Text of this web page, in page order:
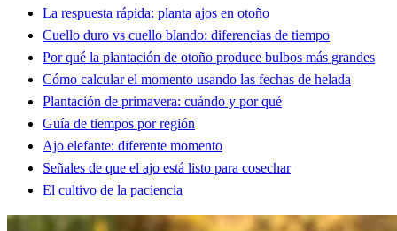
La respuesta rápida: planta ajos en otoño
Cuello duro vs cuello blando: diferencias de tiempo
Por qué la plantación de otoño produce bulbos más grandes
Cómo calcular el momento usando las fechas de helada
Plantación de primavera: cuándo y por qué
Guía de tiempos por región
Ajo elefante: diferente momento
Señales de que el ajo está listo para cosechar
El cultivo de la paciencia